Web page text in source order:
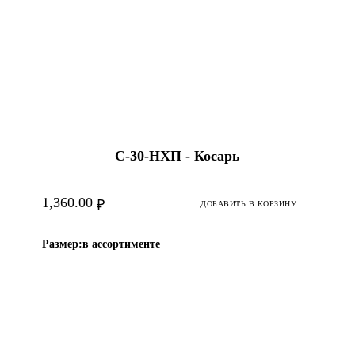
С-30-HХП - Косарь
₽
1,360.00 ДОБАВИТЬ В КОРЗИНУ
Размер:в ассортименте